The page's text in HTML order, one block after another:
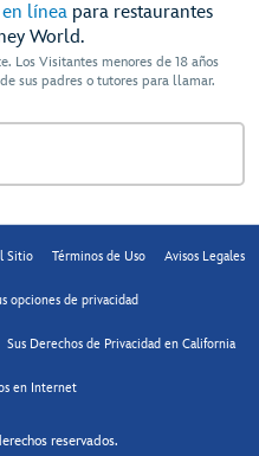
en líneapara restaurantes
World.
Los Visitantes menores de 18 años
sus padres o tutores para llamar.
Sitio Términos de Uso Avisos Legales
opciones de privacidad
Sus Derechos de Privacidad en California
en Internet
reservados.